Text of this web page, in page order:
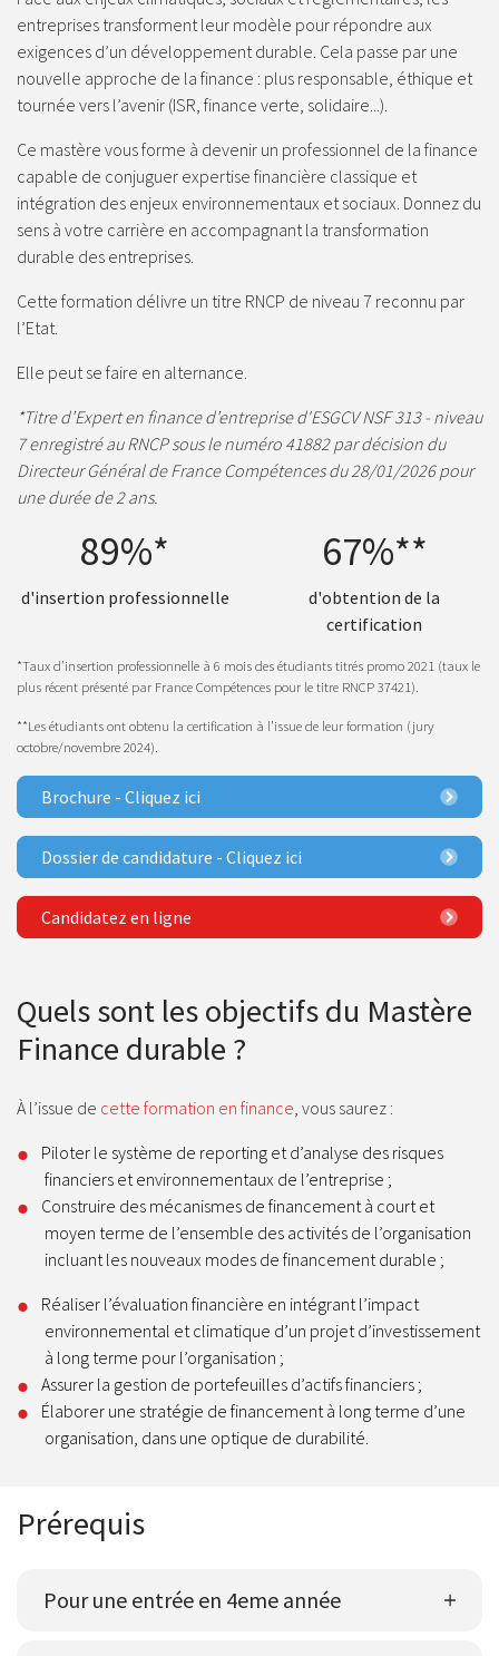
entreprises transforment leur modèle pour répondre aux
exigences d’un développement durable. Cela passe par une
nouvelle approche de la finance : plus responsable, éthique et
tournée vers l’avenir (ISR, finance verte, solidaire...).
Ce mastère vous forme à devenir un professionnel de la finance
capable de conjuguer expertise financière classique et
intégration des enjeux environnementaux et sociaux. Donnez du
sens à votre carrière en accompagnant la transformation
durable des entreprises.
Cette formation délivre un titre RNCP de niveau 7 reconnu par
l’Etat.
Elle peut se faire en alternance.
*Titre d’Expert en finance d’entreprise d'ESGCV NSF 313 - niveau
7 enregistré au RNCP sous le numéro 41882 par décision du
Directeur Général de France Compétences du 28/01/2026 pour
une durée de 2 ans.
89%*
d'insertion professionnelle
67%**
d'obtention de la
certification
*Taux d’insertion professionnelle à 6 mois des étudiants titrés promo 2021 (taux le
plus récent présenté par France Compétences pour le titre RNCP 37421).
**Les étudiants ont obtenu la certification à l’issue de leur formation (jury
octobre/novembre 2024).
Brochure - Cliquez ici
Dossier de candidature - Cliquez ici
Candidatez en ligne
Quels sont les objectifs du Mastère
Finance durable ?
À l’issue de cette formation en finance, vous saurez :
Piloter le système de reporting et d’analyse des risques
financiers et environnementaux de l’entreprise ;
Construire des mécanismes de financement à court et
moyen terme de l’ensemble des activités de l’organisation
incluant les nouveaux modes de financement durable ;
Réaliser l’évaluation financière en intégrant l’impact
environnemental et climatique d’un projet d’investissement
à long terme pour l’organisation ;
Assurer la gestion de portefeuilles d’actifs financiers ;
Élaborer une stratégie de financement à long terme d’une
organisation, dans une optique de durabilité.
Prérequis
Pour une entrée en 4eme année